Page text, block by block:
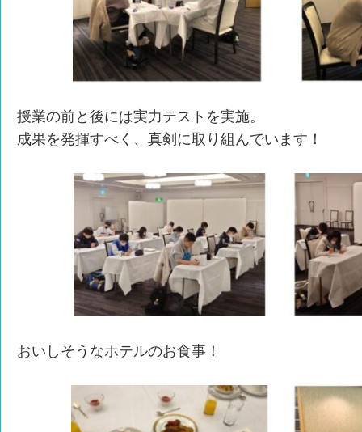
授業の前と後には実力テストを実施。
成果を発揮すべく、真剣に取り組んでいます！
おいしそうなホテルのお食事！